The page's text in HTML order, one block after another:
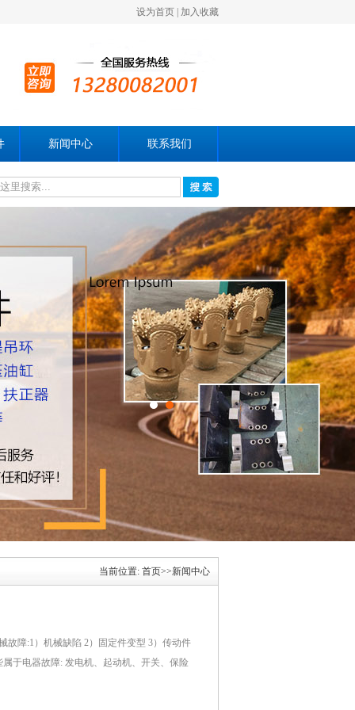
设为首页 加入收藏
新闻中心 联系我们
当前位置: 首页>>新闻中心
故障:1）机械缺陷 2）固定件变型 3）传动件
于电器故障: 发电机、起动机、开关、保险